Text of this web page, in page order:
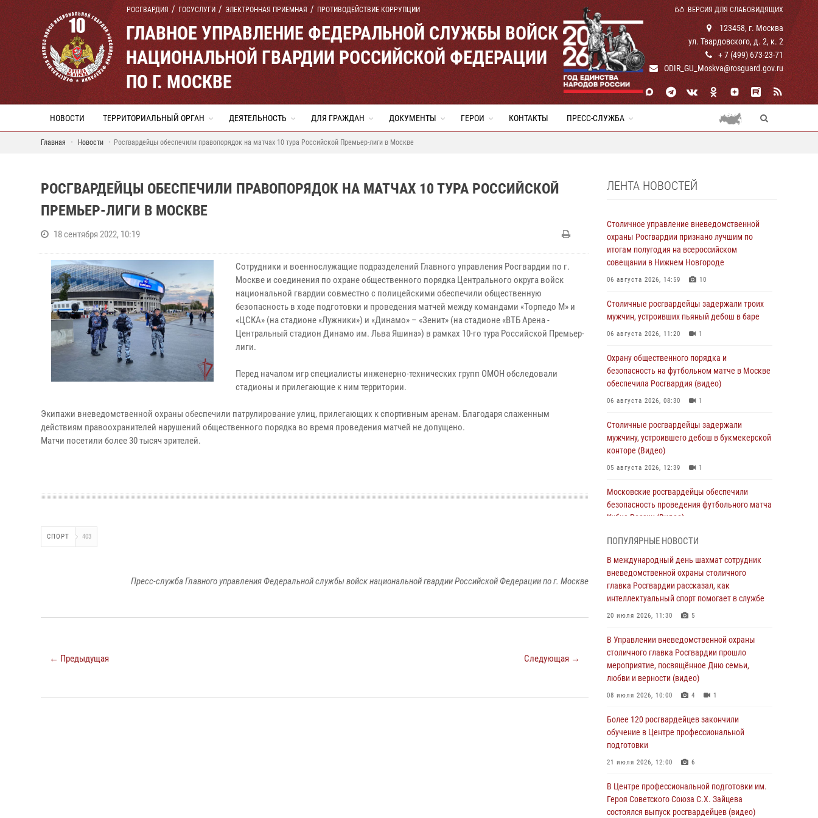
РОСГВАРДИЯ ГОСУСЛУГИ ЭЛЕКТРОННАЯ ПРИЕМНАЯ ПРОТИВОДЕЙСТВИЕ КОРРУПЦИИ ВЕРСИЯ ДЛЯ СЛАБОВИДЯЩИХ
ГЛАВНОЕ УПРАВЛЕНИЕ ФЕДЕРАЛЬНОЙ СЛУЖБЫ ВОЙСК
НАЦИОНАЛЬНОЙ ГВАРДИИ РОССИЙСКОЙ ФЕДЕРАЦИИ
ПО Г. МОСКВЕ
123458, г. Москва
ул. Твардовского, д. 2, к. 2
+ 7 (499) 673-23-71
ODIR_GU_Moskva@rosguard.gov.ru
НОВОСТИ ТЕРРИТОРИАЛЬНЫЙ ОРГАН ДЕЯТЕЛЬНОСТЬ ДЛЯ ГРАЖДАН ДОКУМЕНТЫ ГЕРОИ КОНТАКТЫ ПРЕСС-СЛУЖБА
Главная Новости Росгвардейцы обеспечили правопорядок на матчах 10 тура Российской Премьер-лиги в Москве
РОСГВАРДЕЙЦЫ ОБЕСПЕЧИЛИ ПРАВОПОРЯДОК НА МАТЧАХ 10 ТУРА РОССИЙСКОЙ
ПРЕМЬЕР-ЛИГИ В МОСКВЕ
18 сентября 2022, 10:19
Сотрудники и военнослужащие подразделений Главного управления Росгвардии по г.
Москве и соединения по охране общественного порядка Центрального округа войск
национальной гвардии совместно с полицейскими обеспечили общественную
безопасность в ходе подготовки и проведения матчей между командами «Торпедо М» и
«ЦСКА» (на стадионе «Лужники») и «Динамо» – «Зенит» (на стадионе «ВТБ Арена -
Центральный стадион Динамо им. Льва Яшина») в рамках 10-го тура Российской Премьер-
лиги.
Перед началом игр специалисты инженерно-технических групп ОМОН обследовали
стадионы и прилегающие к ним территории.
Экипажи вневедомственной охраны обеспечили патрулирование улиц, прилегающих к спортивным аренам. Благодаря слаженным
действиям правоохранителей нарушений общественного порядка во время проведения матчей не допущено.
Матчи посетили более 30 тысяч зрителей.
СПОРТ 403
Пресс-служба Главного управления Федеральной службы войск национальной гвардии Российской Федерации по г. Москве
← Предыдущая Следующая →
ЛЕНТА НОВОСТЕЙ
Столичное управление вневедомственной
охраны Росгвардии признано лучшим по
итогам полугодия на всероссийском
совещании в Нижнем Новгороде
06 августа 2026, 14:59 10
Столичные росгвардейцы задержали троих
мужчин, устроивших пьяный дебош в баре
06 августа 2026, 11:20 1
Охрану общественного порядка и
безопасность на футбольном матче в Москве
обеспечила Росгвардия (видео)
06 августа 2026, 08:30 1
Столичные росгвардейцы задержали
мужчину, устроившего дебош в букмекерской
конторе (Видео)
05 августа 2026, 12:39 1
Московские росгвардейцы обеспечили
безопасность проведения футбольного матча
Кубка России (Видео)
Делегация МВД Республики Беларусь
ознакомилась с передовыми методами
работы Росгвардии в Москве (видео)
04 августа 2026, 18:16 5 1
чемпионат по самбо и боевому самбо.
(видео)
04 августа 2026, 14:00 7 1
Офицер Росгвардии стал гостем прямого
работе дежурных частей
04 августа 2026, 12:28
В Москве росгвардейцы задержали
торгового центра (видео)
04 августа 2026, 08:26 1
ПОПУЛЯРНЫЕ НОВОСТИ
В международный день шахмат сотрудник
вневедомственной охраны столичного
главка Росгвардии рассказал, как
интеллектуальный спорт помогает в службе
20 июля 2026, 11:30 5
В Управлении вневедомственной охраны
столичного главка Росгвардии прошло
мероприятие, посвящённое Дню семьи,
любви и верности (видео)
08 июля 2026, 10:00 4 1
Более 120 росгвардейцев закончили
обучение в Центре профессиональной
подготовки
21 июля 2026, 12:00 6
В Центре профессиональной подготовки им.
Героя Советского Союза С.Х. Зайцева
состоялся выпуск росгвардейцев (видео)